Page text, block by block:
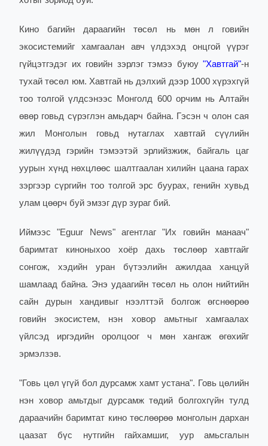
Кино багийн дараагийн төсөл нь мөн л говийн
экосистемийг хамгаалан авч үлдэхэд онцгой үүрэг
гүйцэтгэдэг их говийн зэрлэг тэмээ буюу "Хавтгай"-н
тухай төсөл юм. Хавтгай нь дэлхий дээр 1000 хүрэхгүй
тоо толгой үлдсэнээс Монголд 600 орчим нь Алтайн
өвөр говьд сүрэглэн амьдарч байна. Гэсэн ч олон сая
жил Монголын говьд нутаглах хавтгай сүүлийн
жилүүдэд гэрийн тэмээтэй эрлийзжиж, байгаль цаг
уурын хүнд нөхцлөөс шалтгаалан хилийн цаана гарах
зэргээр сүргийн тоо толгой эрс буурах, генийн хувьд
улам цөөрч буй эмзэг дүр зураг бий.
Иймээс "Eguur News" агентлаг "Их говийн манаач"
баримтат киноныхоо хоёр дахь төслөөр хавтгайг
сонгож, хэдийн уран бүтээлийн ажилдаа ханцуй
шамлаад байна. Энэ удаагийн төсөл нь олон нийтийн
сайн дурын хандивыг нээлттэй болгож өгснөөрөө
говийн экосистем, нэн ховор амьтныг хамгаалах
үйлсэд иргэдийн оролцоог ч мөн хангаж өгөхийг
эрмэлзэв.
"Говь цөл үгүй бол дурсамж хамт устана". Говь цөлийн
нэн ховор амьтдыг дурсамж төдий болгохгүйн тулд
дараачийн баримтат кино төслөөрөө монголын дархан
цаазат бүс нутгийн гайхамшиг, уур амьсгалын